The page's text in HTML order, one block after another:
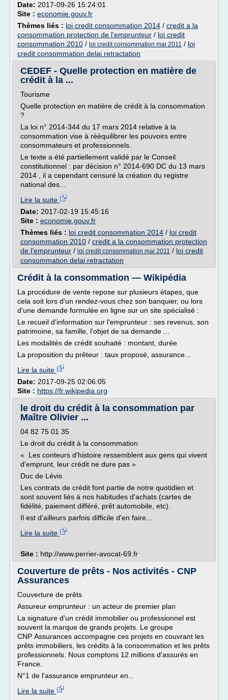
Date: 2017-09-26 15:24:01
Site : economie.gouv.fr
Thèmes liés : loi credit consommation 2014 / credit a la
consommation protection de l'emprunteur / loi credit
consommation 2010 / loi credit consommation mai 2011 / loi
credit consommation delai retractation
CEDEF - Quelle protection en matière de
crédit à la ...
Tourisme
Quelle protection en matière de crédit à la consommation
?
La loi n° 2014-344 du 17 mars 2014 relative à la
consommation vise à rééquilibrer les pouvoirs entre
consommateurs et professionnels.
Le texte a été partiellement validé par le Conseil
constitutionnel : par décision n° 2014-690 DC du 13 mars
2014 , il a cependant censuré la création du registre
national des...
Lire la suite
Date: 2017-02-19 15:45:16
Site : economie.gouv.fr
Thèmes liés : loi credit consommation 2014 / loi credit
consommation 2010 / credit a la consommation protection
de l'emprunteur / loi credit consommation mai 2011 / loi credit
consommation delai retractation
Crédit à la consommation — Wikipédia
La procédure de vente repose sur plusieurs étapes, que
cela soit lors d'un rendez-vous chez son banquier, ou lors
d'une demande formulée en ligne sur un site spécialisé :
Le recueil d'information sur l'emprunteur : ses revenus, son
patrimoine, sa famille, l'objet de sa demande ...
Les modalités de crédit souhaité : montant, durée
La proposition du prêteur : taux proposé, assurance...
Lire la suite
Date: 2017-09-25 02:06:05
Site : https://fr.wikipedia.org
le droit du crédit à la consommation par
Maître Olivier ...
04 82 75 01 35
Le droit du crédit à la consommation
« Les conteurs d'histoire ressemblent aux gens qui vivent
d'emprunt, leur crédit ne dure pas »
Duc de Lévis
Les contrats de crédit font partie de notre quotidien et
sont souvent liés à nos habitudes d'achats (cartes de
fidélité, paiement différé, prêt automobile, etc).
Il est d'ailleurs parfois difficile d'en faire...
Lire la suite
Site : http://www.perrier-avocat-69.fr
Couverture de prêts - Nos activités - CNP
Assurances
Couverture de prêts
Assureur emprunteur : un acteur de premier plan
La signature d'un crédit immobilier ou professionnel est
souvent la marque de grands projets. Le groupe
CNP Assurances accompagne ces projets en couvrant les
prêts immobiliers, les crédits à la consommation et les prêts
professionnels. Nous comptons 12 millions d'assurés en
France.
N°1 de l'assurance emprunteur en...
Lire la suite